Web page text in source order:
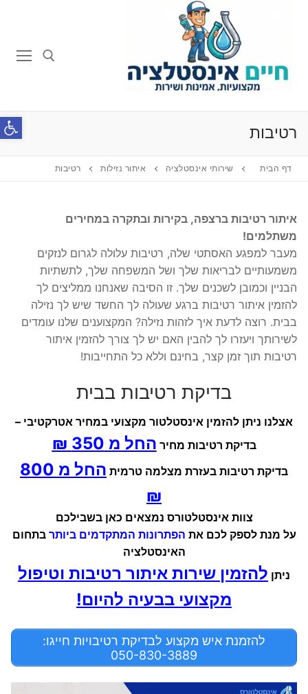
רטיבות
דף הבית שירותי אינסטלציה איתור נזילות רטיבות
איתור רטיבות ברצפה, בקירות ובתקרה במחירים
משתלמים!
מעבר למפגע האסתטי שלה, רטיבות עלולה לגרום לנזקים
משמעותיים לבריאות שלך ושל המשפחה שלך, לתשתיות
הבניין וכמובן לשכנים שלך. זו הסיבה שאנחנו ממליצים לך
להזמין איתור רטיבות ברגע שעולה לך החשד שיש לך נזילה
בבית. רוצה לדעת איך לזהות נזילה? המקצוענים שלנו עומדים
לשירותך ויעזרו לך להבין האם יש לך צורך להזמין איתור
רטיבות תוך זמן קצר, בחינם וללא כל התחייבות!
בדיקת רטיבות בבית
אצלנו ניתן להזמין אינסטלטור מקצועי במחיר אטרקטיבי –
בדיקת רטיבות מחיר החל מ 350 ₪
בדיקת רטיבות בעזרת מצלמה טרמית
החל מ 800
₪
צוות אינסטלטורס נמצאים כאן בשבילכם
על מנת לספק לכם את הפתרונות המתקדמים ביותר בתחום
האינסטלציה
ניתן להזמין שירות איתור רטיבות וטיפול
מקצועי בבעיה להיום!
להזמנת איש מקצוע לבדיקת רטיבויות חייגו:
050-830-3889
פתח